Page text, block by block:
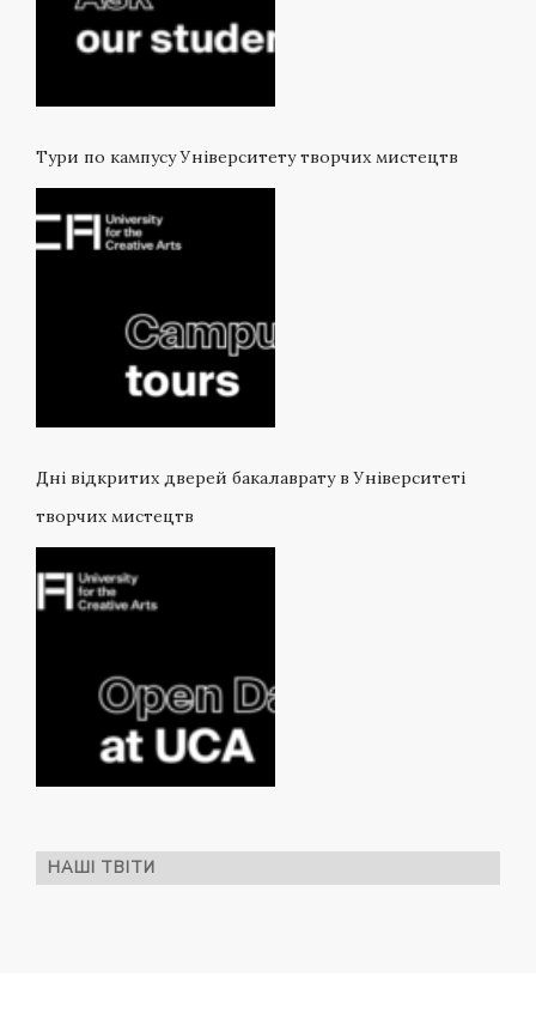
Тури по кампусу Університету творчих мистецтв
Дні відкритих дверей бакалаврату в Університеті
творчих мистецтв
НАШІ ТВІТИ